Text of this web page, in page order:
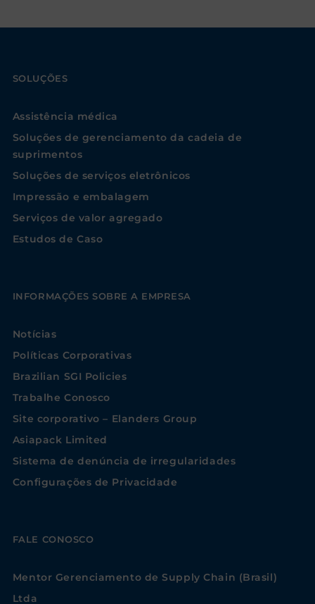
SOLUÇÕES
Assistência médica
Soluções de gerenciamento da cadeia de
suprimentos
Soluções de serviços eletrônicos
Impressão e embalagem
Serviços de valor agregado
Estudos de Caso
INFORMAÇÕES SOBRE A EMPRESA
Notícias
Políticas Corporativas
Brazilian SGI Policies
Trabalhe Conosco
Site corporativo – Elanders Group
Asiapack Limited
Sistema de denúncia de irregularidades
Configurações de Privacidade
FALE CONOSCO
Mentor Gerenciamento de Supply Chain (Brasil)
Ltda